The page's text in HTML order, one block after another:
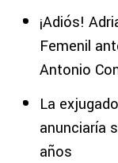
¡Adiós!
Femenil
Antonio
La
anunciaría
años